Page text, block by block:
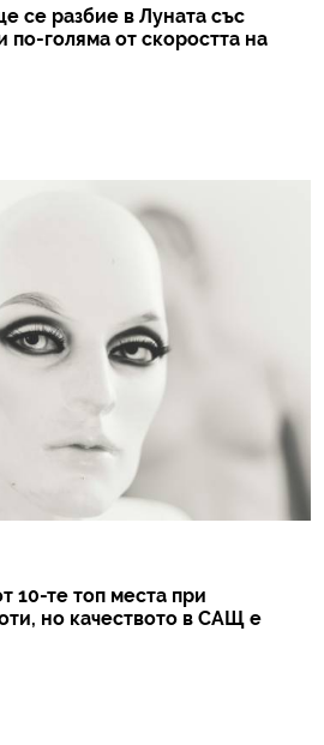
се разбие в Луната със
по-голяма от скоростта на
10-те топ места при
но качеството в САЩ е